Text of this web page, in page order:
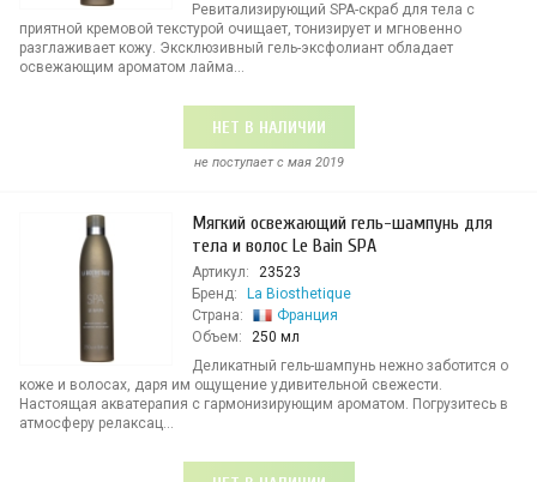
Ревитализирующий SPA-скраб для тела с
приятной кремовой текстурой очищает, тонизирует и мгновенно
разглаживает кожу. Эксклюзивный гель-эксфолиант обладает
освежающим ароматом лайма...
НЕТ В НАЛИЧИИ
не поступает c мая 2019
Мягкий освежающий гель-шампунь для
тела и волос Le Bain SPA
Артикул:
23523
Бренд:
La Biosthetique
Страна:
Франция
Объем:
250 мл
Деликатный гель-шампунь нежно заботится о
коже и волосах, даря им ощущение удивительной свежести.
Настоящая акватерапия с гармонизирующим ароматом. Погрузитесь в
атмосферу релаксац...